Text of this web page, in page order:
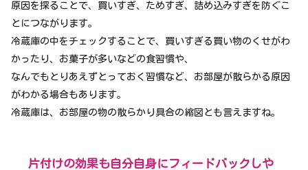
原因を探ることで、買いすぎ、ためすぎ、詰め込みすぎを防ぐこ
とにつながります。
冷蔵庫の中をチェックすることで、買いすぎる買い物のくせがわ
かったり、お菓子が多いなどの食習慣や、
なんでもとりあえずとっておく習慣など、お部屋が散らかる原因
がわかる場合もあります。
冷蔵庫は、お部屋の物の散らかり具合の縮図とも言えますね。
片付けの効果も自分自身にフィードバックしや